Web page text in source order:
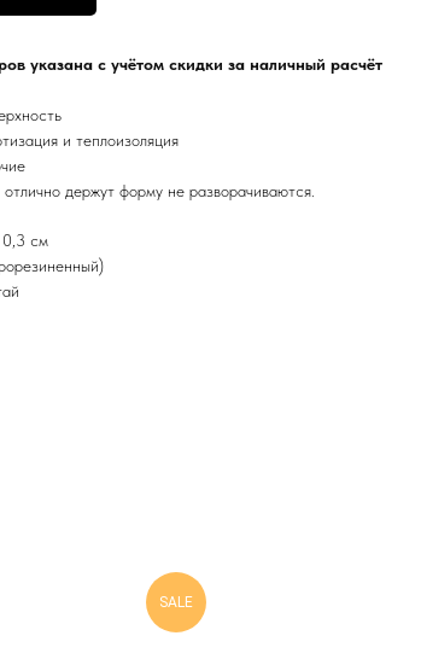
указана с учётом скидки за наличный расчёт
и теплоизоляция
держут форму не разворачиваются.
0,3 см
SALE